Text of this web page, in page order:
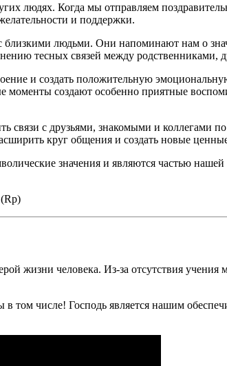
людях. Когда мы отправляем
и поддержки.
близкими людьми. Они напоминают нам о
тесных связей между родственниками,
и создать положительную
создают особенно приятные
связи с друзьями, знакомыми и коллегами
круг общения и создать новые
значения и являются частью
(Rp)
жизни человека. Из-за отсутствия
числе! Господь является нашим